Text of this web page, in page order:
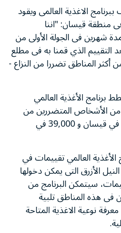
الاغذية العالمى ويقود
فى منطقة قيسان: "اننا
شهرين فى الجولة الأولى من
التقييم الذي قمنا به فى مطلع
المناطق تضررا من النزاع -
برنامج الأغذية العالمي
للوصول لأكثر من 51,000 من الأشخاص المتضررين من
النزاع منهم حوالي 12,000 في قيسان و 39,000 في
الأغذية العالمي تقييمات في
الأزرق التى يمكن دخولها
سيتمكن البرنامج من
هذه المناطق تلبية
نوعية الاغذية المتاحة